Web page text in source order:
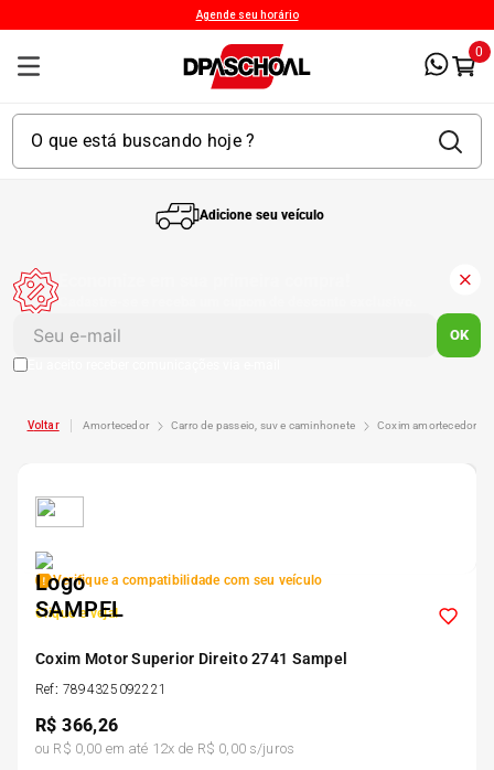
Agende seu horário
0
Adicione seu veículo
OK
amortecedor carro de passeio, suv e caminhonete coxim amortecedor
Verifique a compatibilidade com seu veículo
Clique e veja!
Coxim Motor Superior Direito 2741 Sampel
Ref: 7894325092221
R$366,26
ou R$ 0,00 em até 12x de R$ 0,00s/juros
2 º Kit Pneu
5º
6º
7º 185 60r15
8º 205 55r16